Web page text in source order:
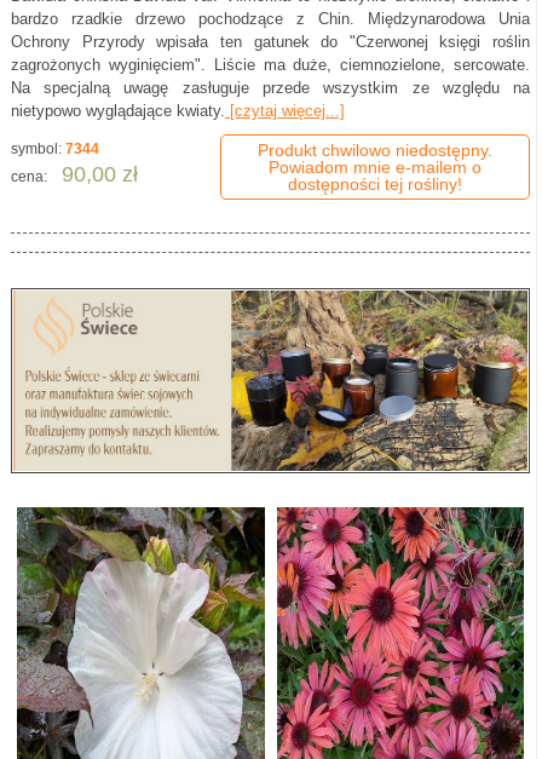
bardzo rzadkie drzewo pochodzące z Chin. Międzynarodowa Unia
Ochrony Przyrody wpisała ten gatunek do "Czerwonej księgi roślin
zagrożonych wyginięciem". Liście ma duże, ciemnozielone, sercowate.
Na specjalną uwagę zasługuje przede wszystkim ze względu na
nietypowo wyglądające kwiaty. [czytaj więcej...]
symbol: 7344
cena:
90,00 zł
Produkt chwilowo niedostępny.
Powiadom mnie e-mailem o
dostępności tej rośliny!